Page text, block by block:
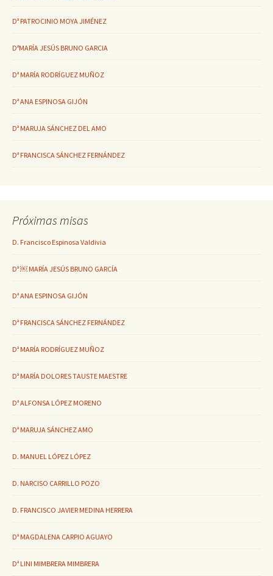
Dª PATROCINIO MOYA JIMÉNEZ
DªMARÍA JESÚS BRUNO GARCIA
Dª MARÍA RODRÍGUEZ MUÑOZ
Dª ANA ESPINOSA GIJÓN
Dª MARUJA SÁNCHEZ DEL AMO
Dª FRANCISCA SÁNCHEZ FERNÁNDEZ
Próximas misas
D. Francisco Espinosa Valdivia
Dª ￼ MARÍA JESÚS BRUNO GARCÍA
Dª ANA ESPINOSA GIJÓN
Dª FRANCISCA SÁNCHEZ FERNÁNDEZ
Dª MARÍA RODRÍGUEZ MUÑOZ
Dª MARÍA DOLORES TAUSTE MAESTRE
Dª ALFONSA LÓPEZ MORENO
Dª MARUJA SÁNCHEZ AMO
D. MANUEL LÓPEZ LÓPEZ
D. NARCISO CARRILLO POZO
D. FRANCISCO JAVIER MEDINA HERRERA
Dª MAGDALENA CARPIO AGUAYO
Dª LINI MIMBRERA MIMBRERA